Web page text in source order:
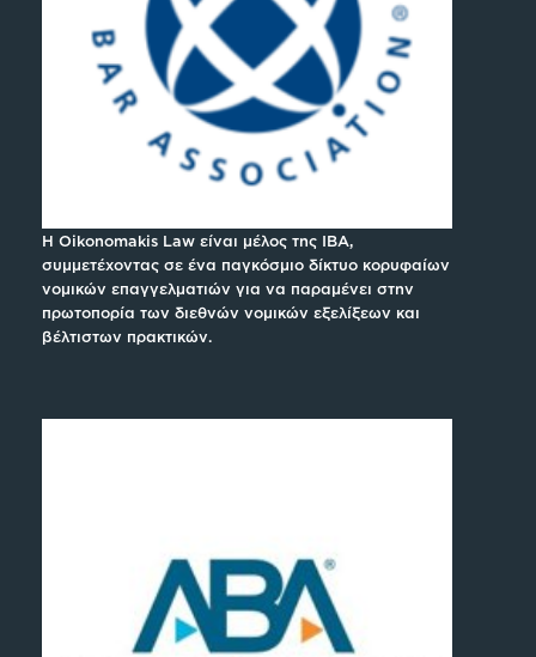
H Oikonomakis Law είναι μέλος της IBA,
συμμετέχοντας σε ένα παγκόσμιο δίκτυο κορυφαίων
νομικών επαγγελματιών για να παραμένει στην
πρωτοπορία των διεθνών νομικών εξελίξεων και
βέλτιστων πρακτικών.